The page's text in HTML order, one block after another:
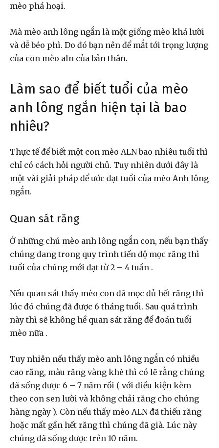
mèo phá hoại.
Mà mèo anh lông ngắn là một giống mèo khá lười
và dễ béo phì. Do đó bạn nên để mắt tới trọng lượng
của con mèo aln của bản thân.
Làm sao để biết tuổi của mèo
anh lông ngắn hiện tại là bao
nhiêu?
Thực tế để biết một con mèo ALN bao nhiêu tuổi thì
chỉ có cách hỏi người chủ. Tuy nhiên dưới đây là
một vài giải pháp để ước đạt tuổi của mèo Anh lông
ngắn.
Quan sát răng
Ở những chú mèo anh lông ngắn con, nếu bạn thấy
chúng đang trong quy trình tiến độ mọc răng thì
tuổi của chúng mới đạt từ 2 – 4 tuần .
Nếu quan sát thấy mèo con đã mọc đủ hết răng thì
lúc đó chúng đã được 6 tháng tuổi. Sau quá trình
này thì sẽ không hề quan sát răng để đoán tuổi
mèo nữa .
Tuy nhiên nếu thấy mèo anh lông ngắn có nhiều
cao răng, màu răng vàng khè thì có lẽ rằng chúng
đã sống được 6 – 7 năm rồi ( với điều kiện kèm
theo con sen lười và không chải răng cho chúng
hàng ngày ). Còn nếu thấy mèo ALN đã thiếu răng
hoặc mất gần hết răng thì chúng đã già. Lúc này
chúng đã sống được trên 10 năm.